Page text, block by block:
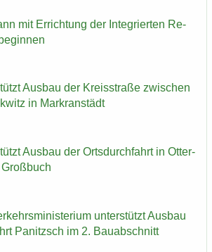
mit Er­rich­tung der In­te­grier­ten Re­
Aus­bau der Kreis­stra­ße zwi­schen
in Markran­städt
Aus­bau der Orts­durch­fahrt in Ot­ter­
un­ter­stützt Aus­bau
Pa­nitzsch im 2. Bau­ab­schnitt